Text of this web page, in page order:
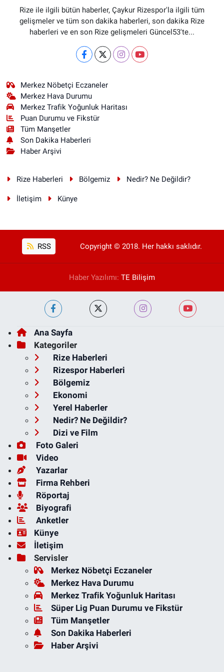
Rize ile ilgili bütün haberler, Çaykur Rizespor'la ilgili tüm
gelişmeler ve tüm son dakika haberleri, son dakika Rize
haberleri ve en son Rize gelişmeleri Güncel53'te...
Merkez Nöbetçi Eczaneler
Merkez Hava Durumu
Merkez Trafik Yoğunluk Haritası
Puan Durumu ve Fikstür
Tüm Manşetler
Son Dakika Haberleri
Haber Arşivi
Rize Haberleri Bölgemiz Nedir? Ne Değildir?
İletişim Künye
RSS Copyright © 2018. Her hakkı saklıdır.
Haber Yazılımı: TE Bilişim
Ana Sayfa
Kategoriler
Rize Haberleri
Rizespor Haberleri
Bölgemiz
Ekonomi
Yerel Haberler
Nedir? Ne Değildir?
Dizi ve Film
Foto Galeri
Video
Yazarlar
Firma Rehberi
Röportaj
Biyografi
Anketler
Künye
İletişim
Servisler
Merkez Nöbetçi Eczaneler
Merkez Hava Durumu
Merkez Trafik Yoğunluk Haritası
Süper Lig Puan Durumu ve Fikstür
Tüm Manşetler
Son Dakika Haberleri
Haber Arşivi